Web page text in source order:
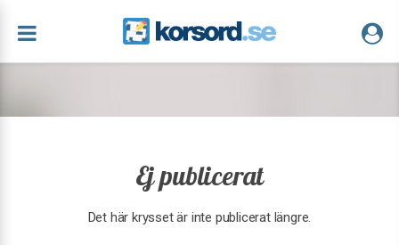
Ej publicerat
Det här krysset är inte publicerat längre.